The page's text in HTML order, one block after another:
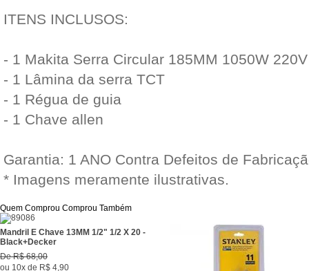
ITENS INCLUSOS:
- 1 Makita Serra Circular 185MM 1050W
- 1 Lâmina da serra TCT
- 1 Régua de guia
- 1 Chave allen
Garantia: 1 ANO Contra Defeitos de
* Imagens meramente ilustrativas.
Quem Comprou Comprou Também
Mandril E Chave 13MM 1/2" 1/2 X 20 -
Black+Decker
DeR$ 68,00
ou 10x de R$ 4,90